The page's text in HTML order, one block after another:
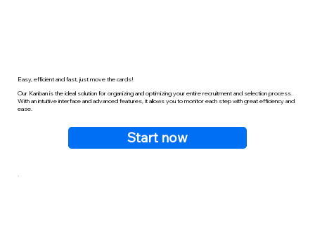
Easy, efficient and fast, just move the cards!
Our Kanban is the ideal solution for organizing and optimizing your entire recruitment and selection process.
With an intuitive interface and advanced features, it allows you to monitor each step with great efficiency and
ease.
Start now